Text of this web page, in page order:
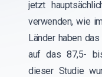
jetzt
verwenden, wie
Länder haben
auf das 87,5-
dieser Studie